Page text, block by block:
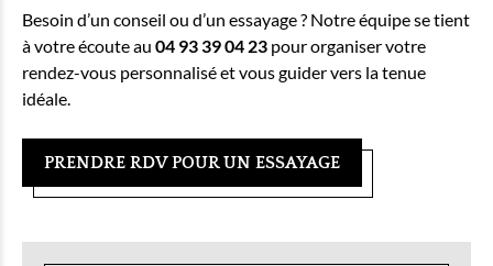
Besoin d’un conseil ou d’un essayage ? Notre équipe se tient
à votre écoute au 04 93 39 04 23 pour organiser votre
rendez-vous personnalisé et vous guider vers la tenue
idéale.
PRENDRE RDV POUR UN ESSAYAGE